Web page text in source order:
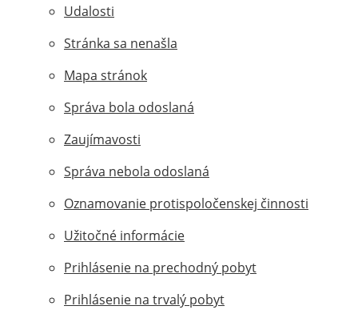
Udalosti
Stránka sa nenašla
Mapa stránok
Správa bola odoslaná
Zaujímavosti
Správa nebola odoslaná
Oznamovanie protispoločenskej činnosti
Užitočné informácie
Prihlásenie na prechodný pobyt
Prihlásenie na trvalý pobyt